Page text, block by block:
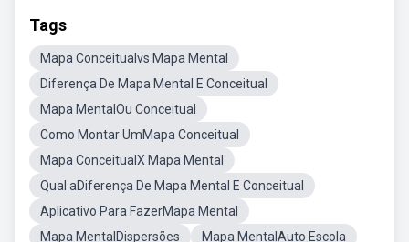
Tags
Mapa Conceitualvs Mapa Mental
Diferença De Mapa Mental E Conceitual
Mapa MentalOu Conceitual
Como Montar UmMapa Conceitual
Mapa ConceitualX Mapa Mental
Qual aDiferença De Mapa Mental E Conceitual
Aplicativo Para FazerMapa Mental
Mapa MentalDispersões
Mapa MentalAuto Escola